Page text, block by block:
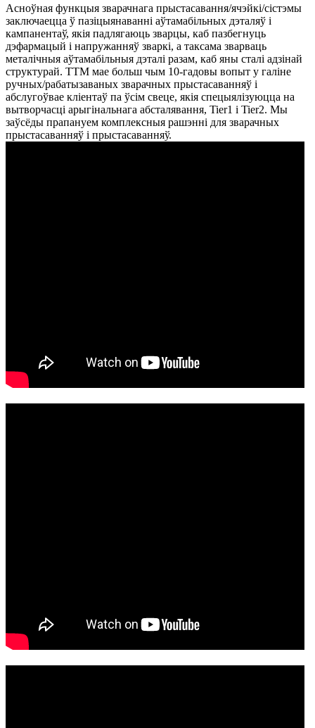
Асноўная функцыя зварачнага прыстасавання/ячэйкі/сістэмы
заключаецца ў пазіцыянаванні аўтамабільных дэталяў і
кампанентаў, якія падлягаюць зварцы, каб пазбегнуць
дэфармацый і напружанняў зваркі, а таксама зварваць
металічныя аўтамабільныя дэталі разам, каб яны сталі адзінай
структурай. TTM мае больш чым 10-гадовы вопыт у галіне
ручных/рабатызаваных зварачных прыстасаванняў і
абслугоўвае кліентаў па ўсім свеце, якія спецыялізуюцца на
вытворчасці арыгінальнага абсталявання, Tier1 і Tier2. Мы
заўсёды прапануем комплексныя рашэнні для зварачных
прыстасаванняў і прыстасаванняў.